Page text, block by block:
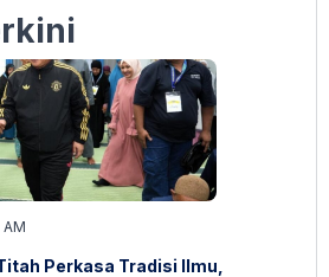
Perkasa Tradisi Ilmu,